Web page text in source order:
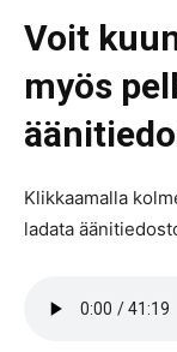
Voit
myös
Klikkaamalla
ladata